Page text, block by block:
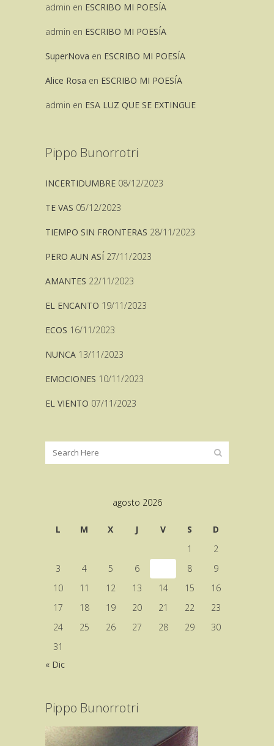
admin en ESCRIBO MI POESÍA
admin en ESCRIBO MI POESÍA
SuperNova en ESCRIBO MI POESÍA
Alice Rosa en ESCRIBO MI POESÍA
admin en ESA LUZ QUE SE EXTINGUE
Pippo Bunorrotri
INCERTIDUMBRE 08/12/2023
TE VAS 05/12/2023
TIEMPO SIN FRONTERAS 28/11/2023
PERO AUN ASÍ 27/11/2023
AMANTES 22/11/2023
EL ENCANTO 19/11/2023
ECOS 16/11/2023
NUNCA 13/11/2023
EMOCIONES 10/11/2023
EL VIENTO 07/11/2023
agosto 2026
L M X J V S
D
1
2
3
4 5 6 8
9
10
11 12 13 14 15
16
17
18 19 20 21 22
23
24
25 26 27 28 29
30
31
« Dic
Pippo Bunorrotri